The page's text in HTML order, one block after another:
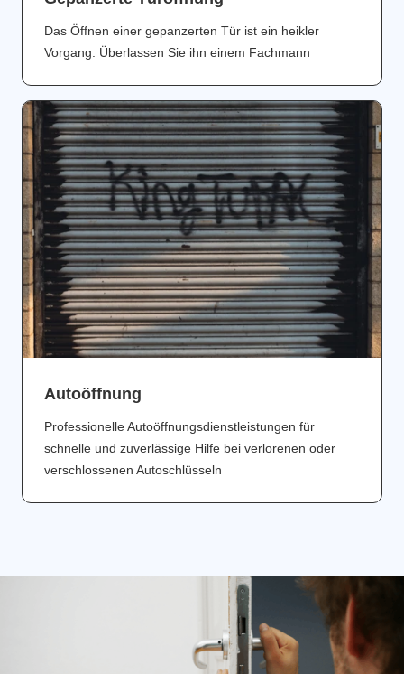
Das Öffnen einer gepanzerten Tür ist ein heikler
Vorgang. Überlassen Sie ihn einem Fachmann
Аutoöffnung
Professionelle Autoöffnungsdienstleistungen für
schnelle und zuverlässige Hilfe bei verlorenen oder
verschlossenen Autoschlüsseln